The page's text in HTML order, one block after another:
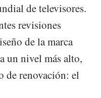
de televisores.
revisiones
de la marca
un nivel más alto,
de renovación: el